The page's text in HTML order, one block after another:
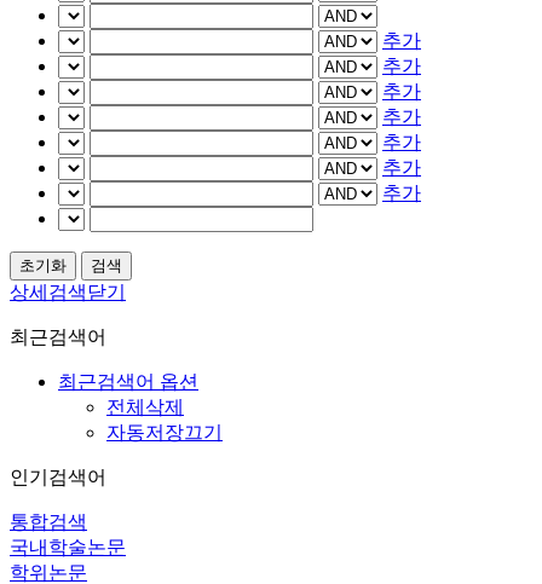
추가
추가
추가
추가
추가
추가
추가
상세검색닫기
최근검색어
최근검색어 옵션
전체삭제
자동저장끄기
인기검색어
통합검색
국내학술논문
학위논문